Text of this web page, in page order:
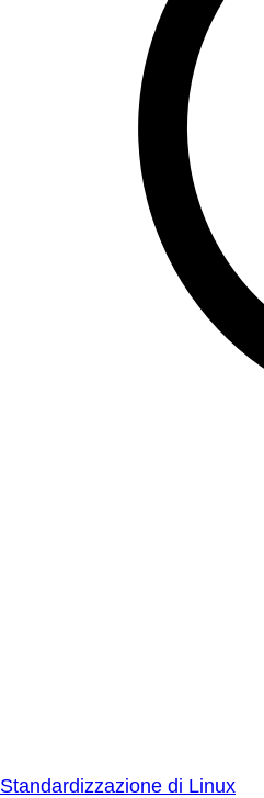
Standardizzazione di Linux